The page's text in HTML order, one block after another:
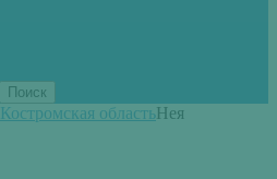
Костромская областьНея